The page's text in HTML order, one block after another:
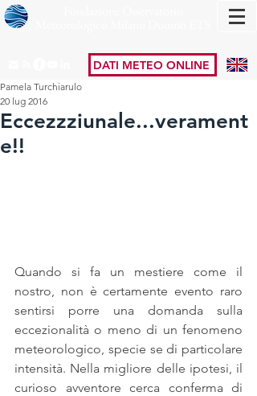
DATI METEO ONLINE
Eccezzziunale...verament
e!!
Pamela Turchiarulo
20 lug 2016
Quando si fa un mestiere come il
nostro, non è certamente evento raro
sentirsi porre una domanda sulla
eccezionalità o meno di un fenomeno
meteorologico, specie se di particolare
intensità. Nella migliore delle ipotesi, il
curioso avventore cerca conferma di